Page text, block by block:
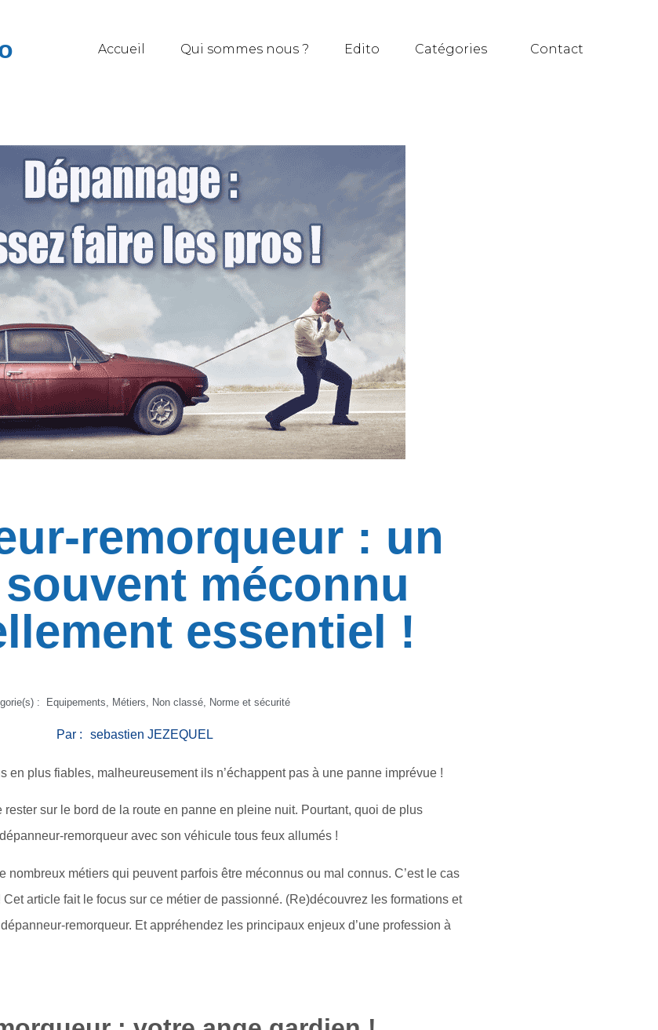
Accueil Qui sommes nous ? Edito Catégories Contact
remorqueur : un
méconnu
essentiel !
: Equipements, Métiers, Non classé, Norme et sécurité
Par : sebastien JEZEQUEL
en plus fiables, malheureusement ils n’échappent pas à une panne imprévue !
sur le bord de la route en panne en pleine nuit. Pourtant, quoi de plus
remorqueur avec son véhicule tous feux allumés !
nombreux métiers qui peuvent parfois être méconnus ou mal connus. C’est le cas
article fait le focus sur ce métier de passionné. (Re)découvrez les formations et
remorqueur. Et appréhendez les principaux enjeux d’une profession à